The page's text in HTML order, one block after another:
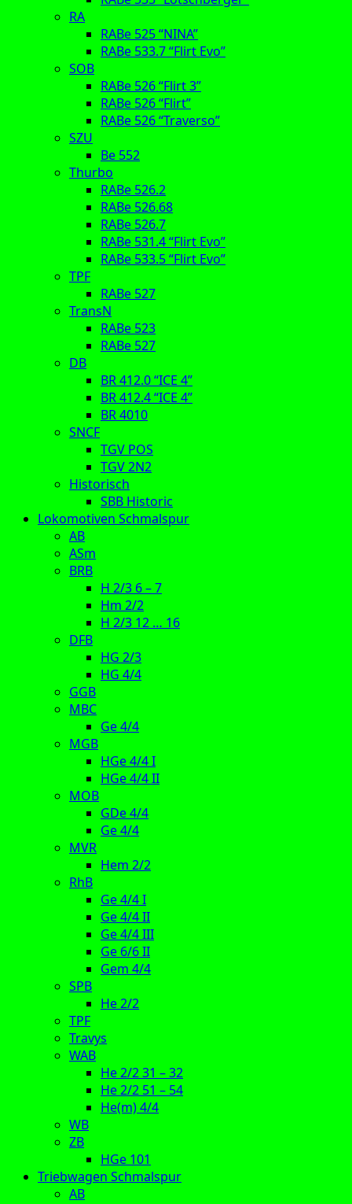
RA
RABe 525 “NINA”
RABe 533.7 “Flirt Evo”
SOB
RABe 526 “Flirt 3”
RABe 526 “Flirt”
RABe 526 “Traverso”
SZU
Be 552
Thurbo
RABe 526.2
RABe 526.68
RABe 526.7
RABe 531.4 “Flirt Evo”
RABe 533.5 “Flirt Evo”
TPF
RABe 527
TransN
RABe 523
RABe 527
DB
BR 412.0 “ICE 4”
BR 412.4 “ICE 4”
BR 4010
SNCF
TGV POS
TGV 2N2
Historisch
SBB Historic
Lokomotiven Schmalspur
AB
ASm
BRB
H 2/3 6 – 7
Hm 2/2
H 2/3 12 … 16
DFB
HG 2/3
HG 4/4
GGB
MBC
Ge 4/4
MGB
HGe 4/4 I
HGe 4/4 II
MOB
GDe 4/4
Ge 4/4
MVR
Hem 2/2
RhB
Ge 4/4 I
Ge 4/4 II
Ge 4/4 III
Ge 6/6 II
Gem 4/4
SPB
He 2/2
TPF
Travys
WAB
He 2/2 31 – 32
He 2/2 51 – 54
He(m) 4/4
WB
ZB
HGe 101
Triebwagen Schmalspur
AB